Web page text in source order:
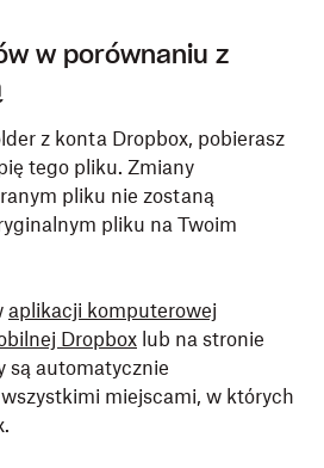
w porównaniu z
z konta Dropbox, pobierasz
tego pliku. Zmiany
pliku nie zostaną
pliku na Twoim
aplikacji komputerowej
Dropbox lub na stronie
są automatycznie
miejscami, w których